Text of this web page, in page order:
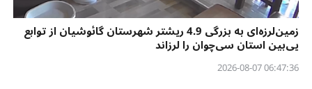
زمین‌لرزه‌ای به بزرگی 4.9 ریشتر شهرستان گائوشیان از توابع
یی‌بین استان سی‌چوان را لرزاند
06:47:36 2026-08-07